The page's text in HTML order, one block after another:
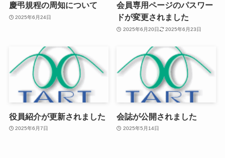
慶弔規程の周知について
2025年6月24日
会員専用ページのパスワー
ドが変更されました
2025年6月20日 2025年6月23日
役員紹介が更新されました
2025年6月7日
会誌が公開されました
2025年5月14日